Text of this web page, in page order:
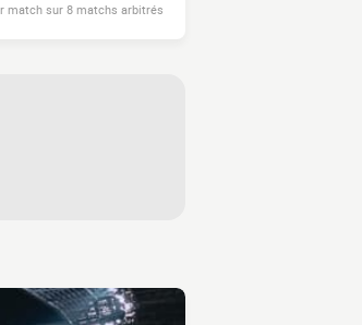
match sur 8 matchs arbitrés